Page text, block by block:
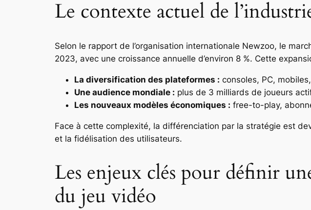
Le contexte actuel de
Selon le rapport de l’organisation internationale Newzoo, le
2023, avec une croissance annuelle d’environ 8 %. Cette
La diversification des plateformes : consoles, PC,
Une audience mondiale : plus de 3 milliards de joueurs
Les nouveaux modèles économiques : free-to-play,
Face à cette complexité, la différenciation par la stratégie est
et la fidélisation des utilisateurs.
Les enjeux clés pour définir
du jeu vidéo